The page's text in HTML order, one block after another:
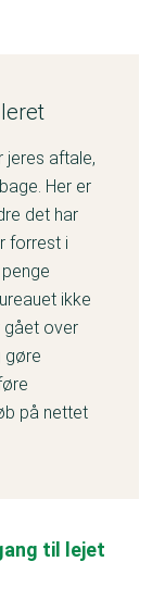
jeres aftale,
Her er
det har
forrest i
ikke
gået over
gøre
på nettet
til lejet